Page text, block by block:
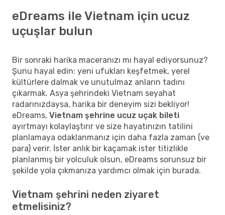
eDreams ile Vietnam için ucuz
uçuşlar bulun
Bir sonraki harika maceranızı mı hayal ediyorsunuz?
Şunu hayal edin: yeni ufukları keşfetmek, yerel
kültürlere dalmak ve unutulmaz anların tadını
çıkarmak. Asya şehrindeki Vietnam seyahat
radarınızdaysa, harika bir deneyim sizi bekliyor!
eDreams, Vietnam şehrine ucuz uçak bileti
ayırtmayı kolaylaştırır ve size hayatınızın tatilini
planlamaya odaklanmanız için daha fazla zaman (ve
para) verir. İster anlık bir kaçamak ister titizlikle
planlanmış bir yolculuk olsun, eDreams sorunsuz bir
şekilde yola çıkmanıza yardımcı olmak için burada.
Vietnam şehrini neden ziyaret
etmelisiniz?